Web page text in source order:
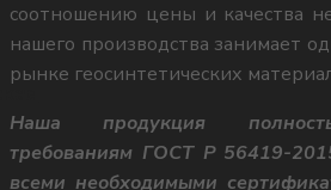
314 (здание бизнес-центра
«Содружество»)
соотношению цены и качества
нашего производства занимает
рынке геосинтетических
Наша продукция
требованиям ГОСТ Р 56419-
всеми необходимыми